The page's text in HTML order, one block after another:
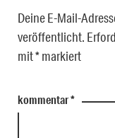
Deine E-Mail-
veröffentlicht.
mit*markiert
kommentar*